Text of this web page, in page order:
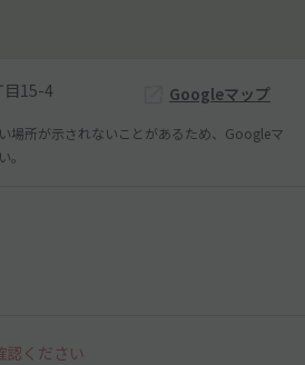
目15-4 Googleマップ
場所が示されないことがあるため、Googleマ
ください